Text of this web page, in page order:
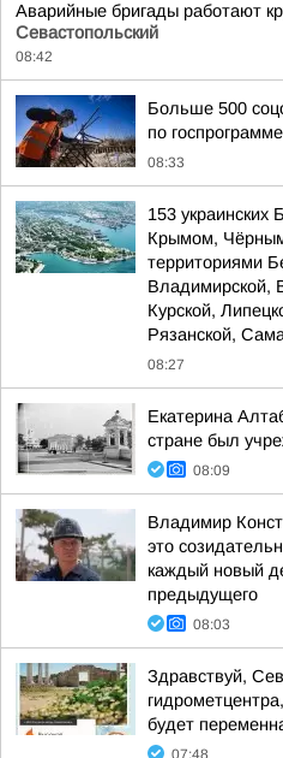
Аварийные бригады работают
Севастопольский
08:42
Больше 500
по госпрограмме
08:33
153
Крымом,
территориями
Владимирской,
Курской,
Рязанской,
08:27
Екатерина
стране был
08:09
Владимир
это
каждый новый
предыдущего
08:03
Здравствуй,
будет
07:48